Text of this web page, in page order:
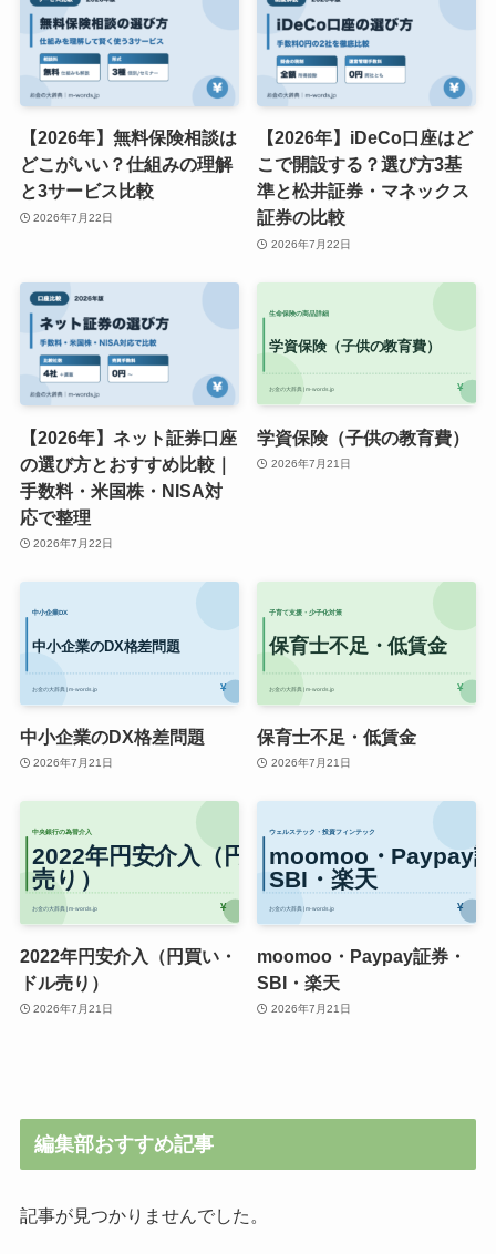
【2026年】無料保険相談は
どこがいい？仕組みの理解
と3サービス比較
2026年7月22日
【2026年】iDeCo口座はど
こで開設する？選び方3基
準と松井証券・マネックス
証券の比較
2026年7月22日
【2026年】ネット証券口座
の選び方とおすすめ比較｜
手数料・米国株・NISA対
応で整理
2026年7月22日
学資保険（子供の教育費）
2026年7月21日
中小企業のDX格差問題
2026年7月21日
保育士不足・低賃金
2026年7月21日
2022年円安介入（円買い・
ドル売り）
2026年7月21日
moomoo・Paypay証券・
SBI・楽天
2026年7月21日
編集部おすすめ記事
記事が見つかりませんでした。